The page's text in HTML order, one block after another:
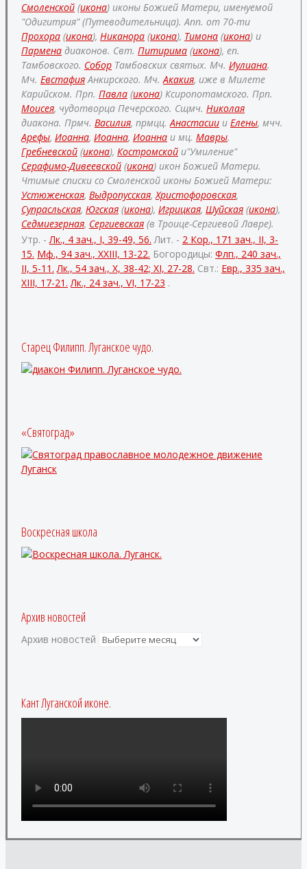
Смоленской (икона) иконы Божией Матери, именуемой
"Одигитрия" (Путеводительница). Апп. от 70-ти
Прохора (икона), Никанора (икона), Тимона (икона) и
Пармена диаконов. Свт. Питирима (икона), еп.
Тамбовского. Собор Тамбовских святых. Мч. Иулиана.
Мч. ЕвстафияАнкирского. Мч.Акакия, иже в Милете
Карийском. Прп. Павла (икона) Ксиропотамского. Прп.
Моисея, чудотворца Печерского. Сщмч. Николая
диакона. Прмч. Василия, прмцц.Анастасии и Елены, мчч.
Арефы, Иоанна, Иоанна, Иоанна и мц. Мавры.
Гребневской (икона), Костромской и"Умиление"
Серафимо-Дивеевской (икона) икон Божией Матери.
Чтимые списки со Смоленской иконы Божией Матери:
Устюженская, Выдропусская,Христофоровская,
Супрасльская, Югская (икона), Игрицкая, Шуйская (икона),
Седмиезерная, Сергиевская (в Троице-Сергиевой Лавре).
Утр. -Лк., 4 зач., I, 39-49, 56. Лит. - 2 Кор., 171 зач., II, 3-
15. Мф., 94 зач., XXIII, 13-22. Богородицы: Флп., 240 зач.,
II, 5-11. Лк., 54 зач., X, 38-42; XI, 27-28. Свт.: Евр., 335 зач.,
XIII, 17-21. Лк., 24 зач., VI, 17-23 .
Старец Филипп. Луганское чудо.
«Святоград»
Воскресная школа
Архив новостей
Архив новостей
Кант Луганской иконе.